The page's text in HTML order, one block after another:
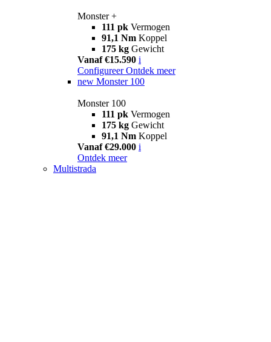
Monster +
111 pk Vermogen
91,1 Nm Koppel
175 kg Gewicht
Vanaf €15.590 i
Configureer Ontdek meer
new Monster 100
Monster 100
111 pk Vermogen
175 kg Gewicht
91,1 Nm Koppel
Vanaf €29.000 i
Ontdek meer
Multistrada